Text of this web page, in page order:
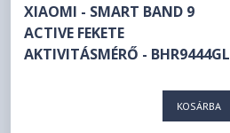
XIAOMI - SMART BAND 9
ACTIVE FEKETE
AKTIVITÁSMÉRŐ - BHR9444GL
KOSÁRBA